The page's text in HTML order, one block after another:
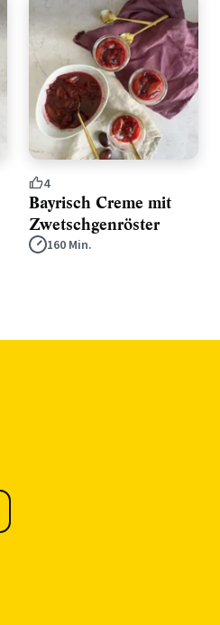
4
Bayrisch Creme mit
Zwetschgenröster
160 Min.